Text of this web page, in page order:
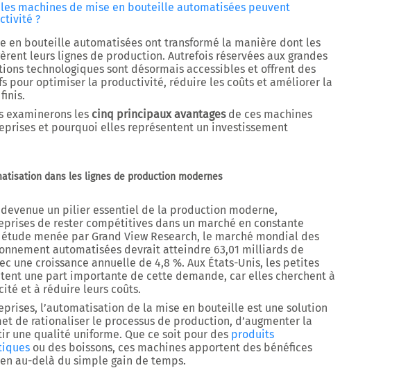
machines de mise en bouteille automatisées peuvent
?
en bouteille automatisées ont transformé la manière dont les
leurs lignes de production. Autrefois réservées aux grandes
technologiques sont désormais accessibles et offrent des
pour optimiser la productivité, réduire les coûts et améliorer la
examinerons les cinq principaux avantagesde ces machines
et pourquoi elles représentent un investissement
dans les lignes de production modernes
devenue un pilier essentiel de la production moderne,
de rester compétitives dans un marché en constante
menée par Grand View Research, le marché mondial des
automatisées devrait atteindre 63,01 milliards de
une croissance annuelle de 4,8 %. Aux États-Unis, les petites
une part importante de cette demande, car elles cherchent à
et à réduire leurs coûts.
l’automatisation de la mise en bouteille est une solution
de rationaliser le processus de production, d’augmenter la
une qualité uniforme. Que ce soit pour des produits
ou des boissons, ces machines apportent des bénéfices
au-delà du simple gain de temps.